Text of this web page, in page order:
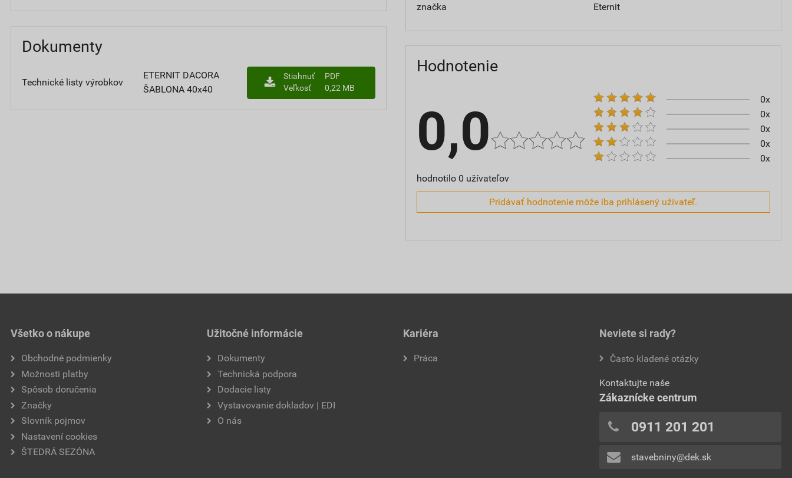
Dokumenty
Technické listy výrobkov
ETERNIT DACORA
ŠABLONA 40x40
Stiahnuť
PDF
Veľkosť
0,22 MB
značka Eternit
Hodnotenie
0,0
hodnotilo 0 užívateľov
0x
0x
0x
0x
0x
Pridávať hodnotenie môže iba prihlásený užívateľ.
Všetko o nákupe
Obchodné podmienky
Možnosti platby
Spôsob doručenia
Značky
Slovník pojmov
Nastavení cookies
ŠTEDRÁ SEZÓNA
Užitočné informácie
Dokumenty
Technická podpora
Dodacie listy
Vystavovanie dokladov | EDI
O nás
Kariéra
Práca
Neviete si rady?
Často kladené otázky
Kontaktujte naše
Zákaznícke centrum
0911 201 201
stavebniny@dek.sk